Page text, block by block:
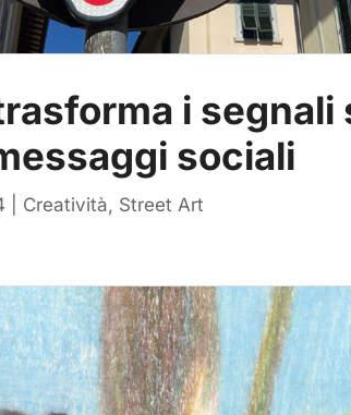
i segnali
sociali
Creatività, Street Art